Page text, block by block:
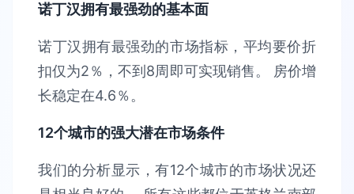
诺丁汉拥有最强劲的基本面
诺丁汉拥有最强劲的市场指标，平均要价折
扣仅为2％，不到8周即可实现销售。 房价增
长稳定在4.6％。
12个城市的强大潜在市场条件
我们的分析显示，有12个城市的市场状况还